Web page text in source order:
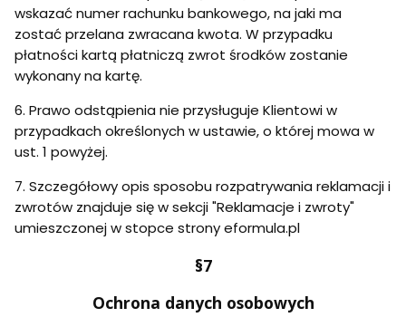
wskazać numer rachunku bankowego, na jaki ma
zostać przelana zwracana kwota. W przypadku
płatności kartą płatniczą zwrot środków zostanie
wykonany na kartę.
6. Prawo odstąpienia nie przysługuje Klientowi w
przypadkach określonych w ustawie, o której mowa w
ust. 1 powyżej.
7. Szczegółowy opis sposobu rozpatrywania reklamacji i
zwrotów znajduje się w sekcji "Reklamacje i zwroty"
umieszczonej w stopce strony eformula.pl
§7
Ochrona danych osobowych